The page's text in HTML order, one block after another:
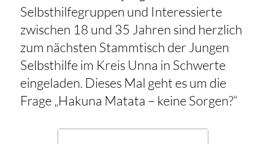
Selbsthilfegruppen und Interessierte
zwischen 18 und 35 Jahren sind herzlich
zum nächsten Stammtisch der Jungen
Selbsthilfe im Kreis Unna in Schwerte
eingeladen. Dieses Mal geht es um die
Frage ­­­„Hakuna Matata – keine Sorgen?“